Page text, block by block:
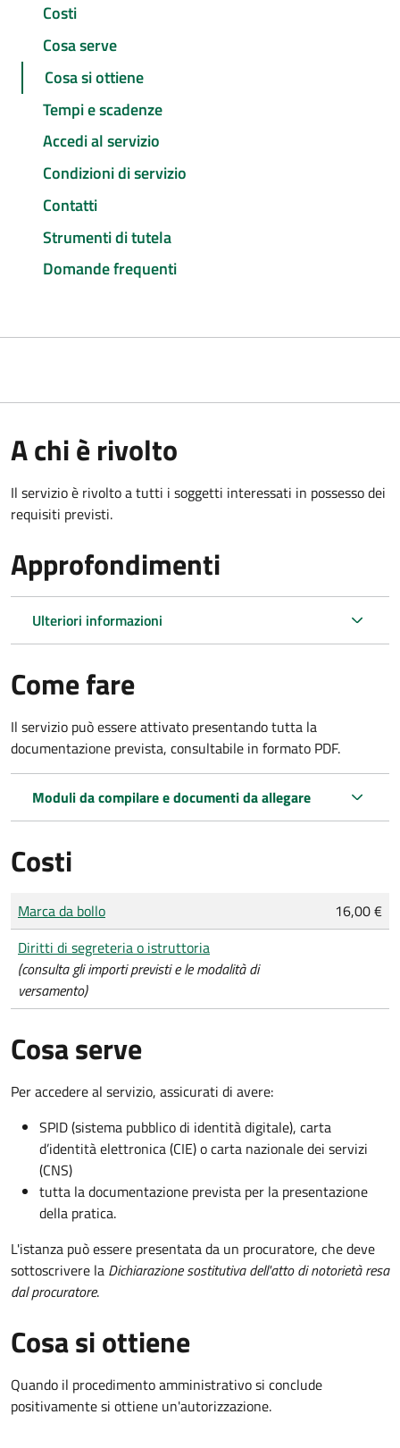
Costi
Cosa serve
Cosa si ottiene
Tempi e scadenze
Accedi al servizio
Condizioni di servizio
Contatti
Strumenti di tutela
Domande frequenti
A chi è rivolto
Il servizio è rivolto a tutti i soggetti interessati in possesso dei
requisiti previsti.
Approfondimenti
Ulteriori informazioni
Come fare
Il servizio può essere attivato presentando tutta la
documentazione prevista, consultabile in formato PDF.
Moduli da compilare e documenti da allegare
Costi
Tipo di pagamento
Importo
Marca da bollo
16,00 €
Diritti di segreteria o istruttoria
(consulta gli importi previsti e le modalità di
versamento)
Cosa serve
Per accedere al servizio, assicurati di avere:
SPID (sistema pubblico di identità digitale), carta
d’identità elettronica (CIE) o carta nazionale dei servizi
(CNS)
tutta la documentazione prevista per la presentazione
della pratica.
L'istanza può essere presentata da un procuratore, che deve
sottoscrivere la Dichiarazione sostitutiva dell'atto di notorietà resa
dal procuratore.
Cosa si ottiene
Quando il procedimento amministrativo si conclude
positivamente si ottiene un'autorizzazione.